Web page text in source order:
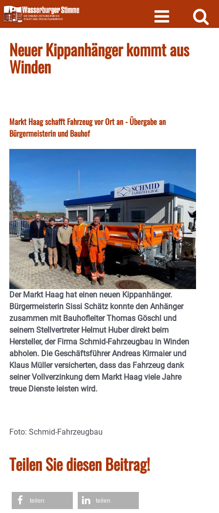
Skip
to
content
Neuer Kippanhänger kommt aus
Winden
Markt Haag schafft Fahrzeug vor Ort an - Übergabe an
Bürgermeisterin und Bauhof
Der Markt Haag hat einen neuen Kippanhänger.
Bürgermeisterin Sissi Schätz konnte den Anhänger
zusammen mit Bauhofleiter Thomas Göschl und
seinem Stellvertreter Helmut Huber direkt beim
Hersteller, der Firma Schmid-Fahrzeugbau in Winden
abholen. Die Geschäftsführer Andreas Kirmaier und
Klaus Müller versicherten, dass das Fahrzeug dank
seiner Vollverzinkung dem Markt Haag viele Jahre
treue Dienste leisten wird.
Foto: Schmid-Fahrzeugbau
Teilen Sie diesen Beitrag!
teilen teilen